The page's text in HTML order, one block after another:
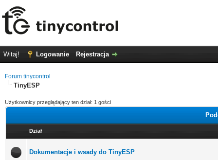
Witaj! Logowanie Rejestracja
Forum tinycontrol
TinyESP
Użytkownicy przeglądający ten dział: 1 gości
Dział
Dokumentacje i wsady do TinyESP